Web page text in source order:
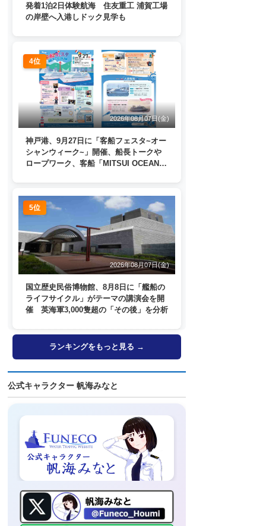
発着1泊2日体験航海 住友重工 浦賀工場
の岸壁へ入港しドック見学も
4位
2026年08月07日(金)
神戸港、9月27日に「客船フェスタ~オー
シャンウィーク~」開催、船長トークや
ロープワーク、客船「MITSUI OCEAN
5位
2026年08月07日(金)
国立歴史民俗博物館、8月8日に「艦船の
ライフサイクル」がテーマの講演会を開
催 英海軍3,000隻超の「その後」を分析
ランキングをもっと見る →
公式キャラクター 帆海みなと